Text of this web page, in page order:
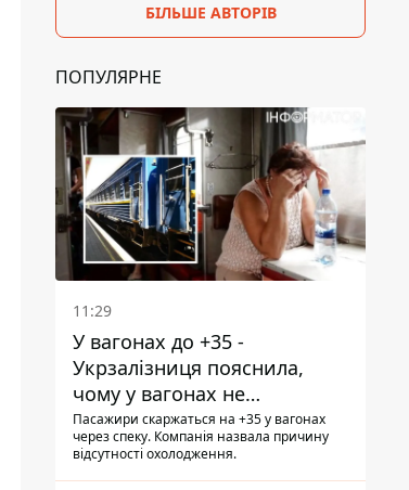
БІЛЬШЕ АВТОРІВ
ПОПУЛЯРНЕ
11:29
У вагонах до +35 -
Укрзалізниця пояснила,
чому у вагонах не
працюють кондиціонери під
час спеки
Пасажири скаржаться на +35 у вагонах
через спеку. Компанія назвала причину
відсутності охолодження.